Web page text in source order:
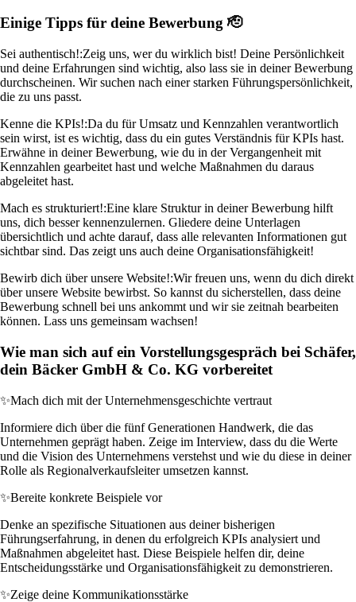
Einige Tipps für deine Bewerbung 🫡
Sei authentisch!:Zeig uns, wer du wirklich bist! Deine Persönlichkeit
und deine Erfahrungen sind wichtig, also lass sie in deiner Bewerbung
durchscheinen. Wir suchen nach einer starken Führungspersönlichkeit,
die zu uns passt.
Kenne die KPIs!:Da du für Umsatz und Kennzahlen verantwortlich
sein wirst, ist es wichtig, dass du ein gutes Verständnis für KPIs hast.
Erwähne in deiner Bewerbung, wie du in der Vergangenheit mit
Kennzahlen gearbeitet hast und welche Maßnahmen du daraus
abgeleitet hast.
Mach es strukturiert!:Eine klare Struktur in deiner Bewerbung hilft
uns, dich besser kennenzulernen. Gliedere deine Unterlagen
übersichtlich und achte darauf, dass alle relevanten Informationen gut
sichtbar sind. Das zeigt uns auch deine Organisationsfähigkeit!
Bewirb dich über unsere Website!:Wir freuen uns, wenn du dich direkt
über unsere Website bewirbst. So kannst du sicherstellen, dass deine
Bewerbung schnell bei uns ankommt und wir sie zeitnah bearbeiten
können. Lass uns gemeinsam wachsen!
Wie man sich auf ein Vorstellungsgespräch bei Schäfer,
dein Bäcker GmbH & Co. KG vorbereitet
✨Mach dich mit der Unternehmensgeschichte vertraut
Informiere dich über die fünf Generationen Handwerk, die das
Unternehmen geprägt haben. Zeige im Interview, dass du die Werte
und die Vision des Unternehmens verstehst und wie du diese in deiner
Rolle als Regionalverkaufsleiter umsetzen kannst.
✨Bereite konkrete Beispiele vor
Denke an spezifische Situationen aus deiner bisherigen
Führungserfahrung, in denen du erfolgreich KPIs analysiert und
Maßnahmen abgeleitet hast. Diese Beispiele helfen dir, deine
Entscheidungsstärke und Organisationsfähigkeit zu demonstrieren.
✨Zeige deine Kommunikationsstärke